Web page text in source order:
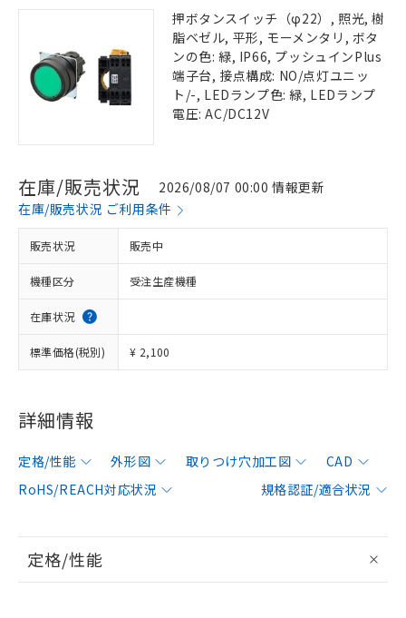
押ボタンスイッチ（φ22）, 照光, 樹
脂ベゼル, 平形, モーメンタリ, ボタ
ンの色: 緑, IP66, プッシュインPlus
端子台, 接点構成: NO/点灯ユニッ
ト/-, LEDランプ色: 緑, LEDランプ
電圧: AC/DC12V
在庫/販売状況
2026/08/07 00:00 情報更新
在庫/販売状況 ご利用条件
販売状況 販売中
機種区分 受注生産機種
在庫状況
標準価格(税別) ¥ 2,100
詳細情報
定格/性能 外形図 取りつけ穴加工図
CAD
RoHS/REACH対応状況
規格認証/適合状況
定格/性能